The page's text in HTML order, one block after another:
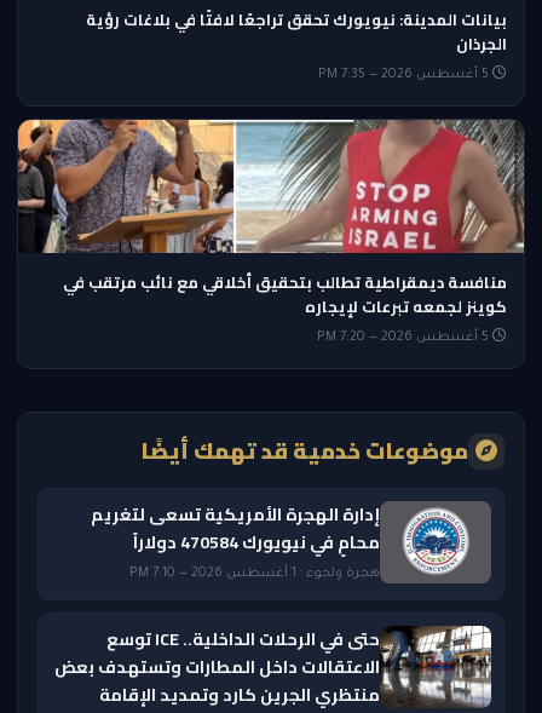
بيانات المدينة: نيويورك تحقق تراجعًا لافتًا في بلاغات رؤية
الجرذان
منافسة ديمقراطية تطالب بتحقيق أخلاقي مع نائب مرتقب في
كوينز لجمعه تبرعات لإيجاره
موضوعات خدمية قد تهمك أيضًا
إدارة الهجرة الأمريكية تسعى لتغريم
محامٍ في نيويورك 470584 دولاراً
هجرة ولجوء · 1 أغسطس 2026 — 7:10 PM
حتى في الرحلات الداخلية.. ICE توسع
الاعتقالات داخل المطارات وتستهدف بعض
منتظري الجرين كارد وتمديد الإقامة